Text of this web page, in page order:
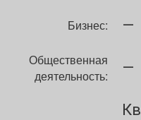
Бизнес: —
Общественная
деятельность:
—